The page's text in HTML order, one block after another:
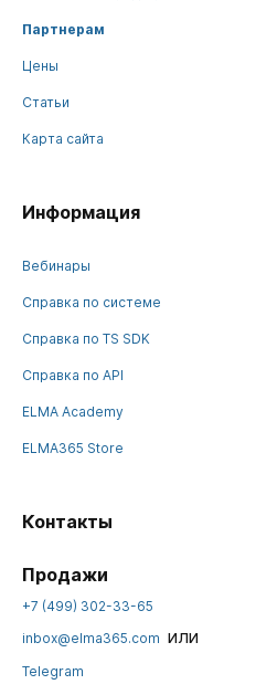
Партнерам
Цены
Статьи
Карта сайта
Информация
Вебинары
Справка по системе
Справка по TS SDK
Справка по API
ELMA Academy
ELMA365 Store
Контакты
Продажи
+7 (499) 302-33-65
inbox@elma365.com или
Telegram